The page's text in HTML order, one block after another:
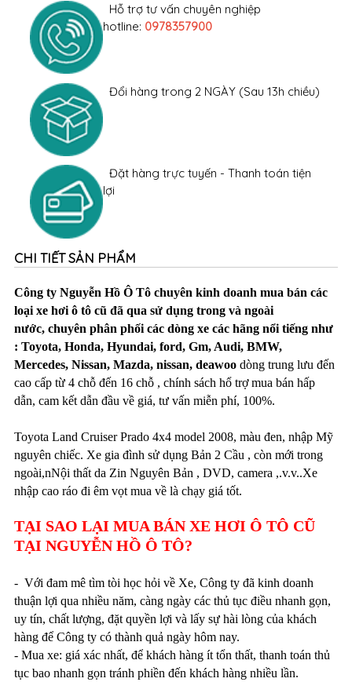
Hỗ trợ tư vấn chuyên nghiệp
hotline: 0978357900
Đổi hàng trong 2 NGÀY (Sau 13h chiều)
Đặt hàng trực tuyến - Thanh toán tiện
lợi
CHI TIẾT SẢN PHẨM
Công ty Nguyễn Hồ Ô Tô chuyên kinh doanh mua bán các
loại xe hơi ô tô cũ đã qua sử dụng trong và ngoài
nước, chuyên phân phối các dòng xe các hãng nổi tiếng như
: Toyota, Honda, Hyundai, ford, Gm, Audi, BMW,
Mercedes, Nissan, Mazda, nissan, deawoo dòng trung lưu đến
cao cấp từ 4 chỗ đến 16 chỗ , chính sách hổ trợ mua bán hấp
dẫn, cam kết dẫn đầu về giá, tư vấn miễn phí, 100%.
Toyota Land Cruiser Prado 4x4 model 2008, màu đen, nhập Mỹ
nguyên chiếc. Xe gia đình sử dụng Bản 2 Cầu , còn mới trong
ngoài,nNội thất da Zin Nguyên Bản , DVD, camera ,.v.v..Xe
nhập cao ráo đi êm vọt mua về là chạy giá tốt.
TẠI SAO LẠI MUA BÁN XE HƠI Ô TÔ CŨ
TẠI NGUYỄN HỒ Ô TÔ?
- Với đam mê tìm tòi học hỏi về Xe, Công ty đã kinh doanh
thuận lợi qua nhiều năm, càng ngày các thủ tục điều nhanh gọn,
uy tín, chất lượng, đặt quyền lợi và lấy sự hài lòng của khách
hàng để Công ty có thành quả ngày hôm nay.
- Mua xe: giá xác nhất, để khách hàng ít tổn thất, thanh toán thủ
tục bao nhanh gọn tránh phiền đến khách hàng nhiều lần.